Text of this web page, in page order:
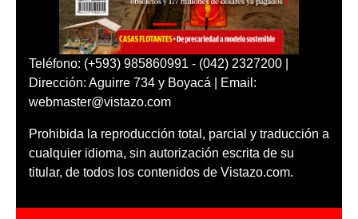
Teléfono: (+593) 985860991 - (042) 2327200 |
Dirección: Aguirre 734 y Boyacá | Email:
webmaster@vistazo.com
Prohibida la reproducción total, parcial y traducción a
cualquier idioma, sin autorización escrita de su
titular, de todos los contenidos de Vistazo.com.